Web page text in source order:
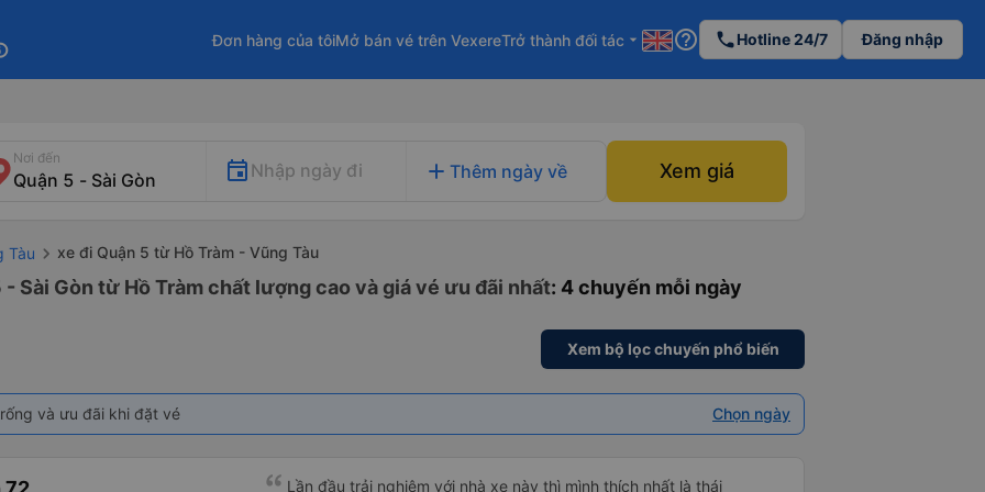
Đơn hàng của tôiMở bán vé trên VexereTrở thành đối tác arrow_drop_down help_outline phoneHotline 24/7 Đăng nhập
Nơi đến
Nhập ngày đi add Thêm ngày về Xem giá
Tàu xe đi Quận 5 từ Hồ Tràm - Vũng Tàu
Sài Gòn từ Hồ Tràm chất lượng cao và giá vé ưu đãi nhất: 4 chuyến mỗi ngày
Xem bộ lọc chuyến phổ biến
và ưu đãi khi đặt vé Chọn ngày
Lần đầu trải nghiệm với nhà xe này thì mình thích nhất là thái